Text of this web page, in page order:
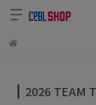
2026 TEAM